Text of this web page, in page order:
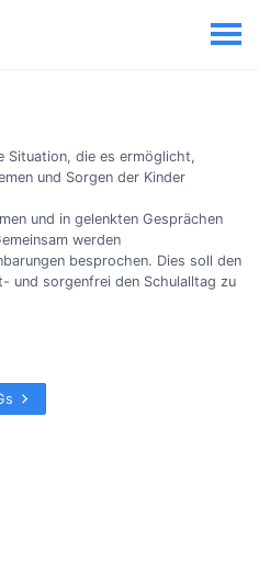
Situation, die es ermöglicht,
und Sorgen der Kinder
und in gelenkten Gesprächen
werden
besprochen. Dies soll den
und sorgenfrei den Schulalltag zu